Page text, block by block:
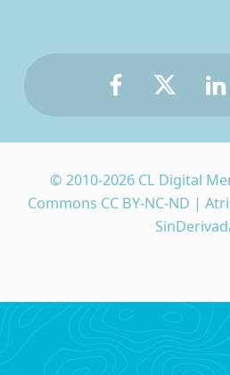
© 2010-2026 CL Digital
Commons CC BY-NC-ND |